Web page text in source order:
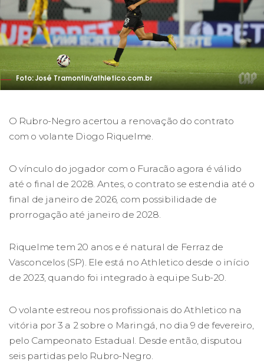
Foto: José Tramontin/athletico.com.br
O Rubro-Negro acertou a renovação do contrato
com o volante Diogo Riquelme.
O vínculo do jogador com o Furacão agora é válido
até o final de 2028. Antes, o contrato se estendia até o
final de janeiro de 2026, com possibilidade de
prorrogação até janeiro de 2028.
Riquelme tem 20 anos e é natural de Ferraz de
Vasconcelos (SP). Ele está no Athletico desde o início
de 2023, quando foi integrado à equipe Sub-20.
O volante estreou nos profissionais do Athletico na
vitória por 3 a 2 sobre o Maringá, no dia 9 de fevereiro,
pelo Campeonato Estadual. Desde então, disputou
seis partidas pelo Rubro-Negro.